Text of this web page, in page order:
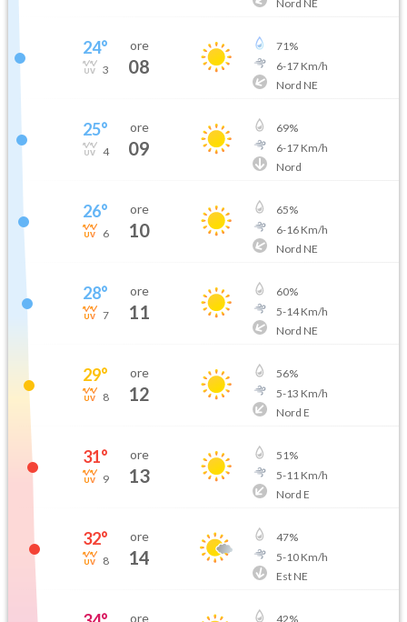
Nord NE
24°
3
ore
08
71%
6-17Km/h
Nord NE
25°
4
ore
09
69%
6-17Km/h
Nord
26°
6
ore
10
65%
6-16Km/h
Nord NE
28°
7
ore
11
60%
5-14Km/h
Nord NE
29°
8
ore
12
56%
5-13 Km/h
Nord E
31°
9
ore
13
51%
5-11 Km/h
Nord E
32°
8
ore
14
47%
5-10Km/h
Est NE
ore 42%